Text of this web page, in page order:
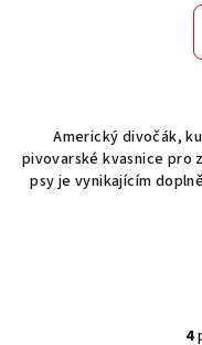
Americký divočák,
pivovarské kvasnice pro
psy je vynikajícím
4